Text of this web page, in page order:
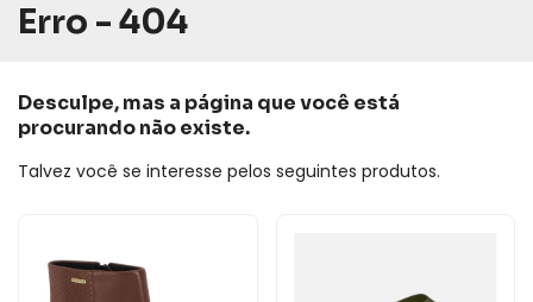
Erro - 404
Desculpe, mas a página que você está
procurando não existe.
Talvez você se interesse pelos seguintes produtos.